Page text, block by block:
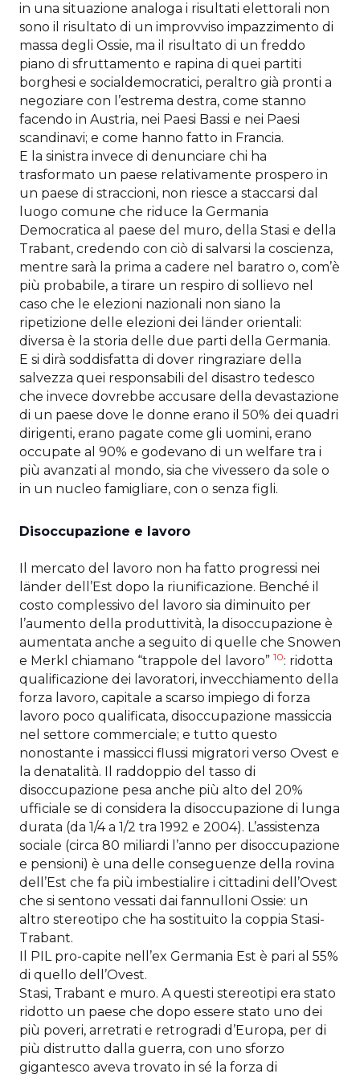
in una situazione analoga i risultati elettorali non
sono il risultato di un improvviso impazzimento di
massa degli Ossie, ma il risultato di un freddo
piano di sfruttamento e rapina di quei partiti
borghesi e socialdemocratici, peraltro già pronti a
negoziare con l’estrema destra, come stanno
facendo in Austria, nei Paesi Bassi e nei Paesi
scandinavi; e come hanno fatto in Francia.
E la sinistra invece di denunciare chi ha
trasformato un paese relativamente prospero in
un paese di straccioni, non riesce a staccarsi dal
luogo comune che riduce la Germania
Democratica al paese del muro, della Stasi e della
Trabant, credendo con ciò di salvarsi la coscienza,
mentre sarà la prima a cadere nel baratro o, com’è
più probabile, a tirare un respiro di sollievo nel
caso che le elezioni nazionali non siano la
ripetizione delle elezioni dei länder orientali:
diversa è la storia delle due parti della Germania.
E si dirà soddisfatta di dover ringraziare della
salvezza quei responsabili del disastro tedesco
che invece dovrebbe accusare della devastazione
di un paese dove le donne erano il 50% dei quadri
dirigenti, erano pagate come gli uomini, erano
occupate al 90% e godevano di un welfare tra i
più avanzati al mondo, sia che vivessero da sole o
in un nucleo famigliare, con o senza figli.
Disoccupazione e lavoro
Il mercato del lavoro non ha fatto progressi nei
länder dell’Est dopo la riunificazione. Benché il
costo complessivo del lavoro sia diminuito per
l’aumento della produttività, la disoccupazione è
aumentata anche a seguito di quelle che Snowen
e Merkl chiamano “trappole del lavoro” 10: ridotta
qualificazione dei lavoratori, invecchiamento della
forza lavoro, capitale a scarso impiego di forza
lavoro poco qualificata, disoccupazione massiccia
nel settore commerciale; e tutto questo
nonostante i massicci flussi migratori verso Ovest e
la denatalità. Il raddoppio del tasso di
disoccupazione pesa anche più alto del 20%
ufficiale se di considera la disoccupazione di lunga
durata (da 1/4 a 1/2 tra 1992 e 2004). L’assistenza
sociale (circa 80 miliardi l’anno per disoccupazione
e pensioni) è una delle conseguenze della rovina
dell’Est che fa più imbestialire i cittadini dell’Ovest
che si sentono vessati dai fannulloni Ossie: un
altro stereotipo che ha sostituito la coppia Stasi-
Trabant.
Il PIL pro-capite nell’ex Germania Est è pari al 55%
di quello dell’Ovest.
Stasi, Trabant e muro. A questi stereotipi era stato
ridotto un paese che dopo essere stato uno dei
più poveri, arretrati e retrogradi d’Europa, per di
più distrutto dalla guerra, con uno sforzo
gigantesco aveva trovato in sé la forza di